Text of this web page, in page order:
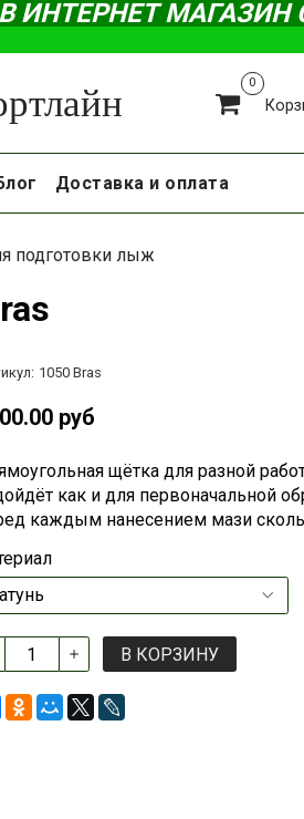
ИНТЕРНЕТ
0
Доставка и оплата
подготовки лыж
1050 Bras
руб
щётка для разной
как и для первоначальной
каждым нанесением мази
В КОРЗИНУ